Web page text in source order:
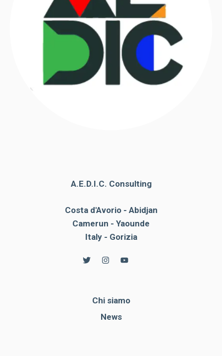
A.E.D.I.C. Consulting
Costa d'Avorio - Abidjan
Camerun - Yaounde
Italy - Gorizia
Chi siamo
News